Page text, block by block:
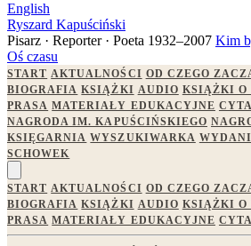
English
Ryszard Kapuściński
Pisarz · Reporter · Poeta 1932–2007 Kim
Oś czasu
START AKTUALNOŚCI OD CZEGO
BIOGRAFIA KSIĄŻKI AUDIO KSIĄŻKI O
PRASA MATERIAŁY EDUKACYJNE
NAGRODA IM. KAPUŚCIŃSKIEGO
KSIĘGARNIA WYSZUKIWARKA
SCHOWEK
START AKTUALNOŚCI OD CZEGO
BIOGRAFIA KSIĄŻKI AUDIO KSIĄŻKI O
PRASA MATERIAŁY EDUKACYJNE